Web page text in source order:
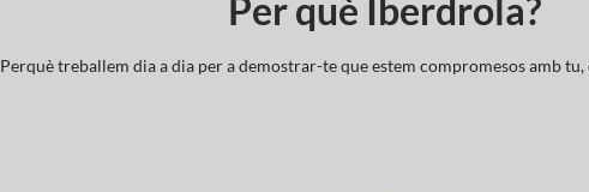
Per què Iberdrola?
Perquè treballem dia a dia per a demostrar-te que estem compromesos amb